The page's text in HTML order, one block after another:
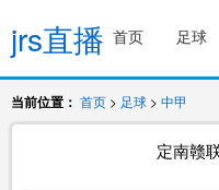
jrs直播 首页 足球
当前位置： 首页 > 足球 > 中甲
定南赣